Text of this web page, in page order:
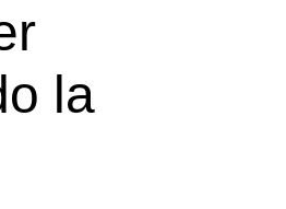
la